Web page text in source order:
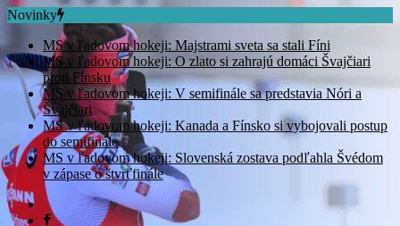
Novinky
MS v ľadovom hokeji: Majstrami sveta sa stali Fíni
MS v ľadovom hokeji: O zlato si zahrajú domáci Švajčiari
proti Fínsku
MS v ľadovom hokeji: V semifinále sa predstavia Nóri a
Švajčiari
MS v ľadovom hokeji: Kanada a Fínsko si vybojovali postup
do semifinále
MS v ľadovom hokeji: Slovenská zostava podľahla Švédom
v zápase o štvrťfinále